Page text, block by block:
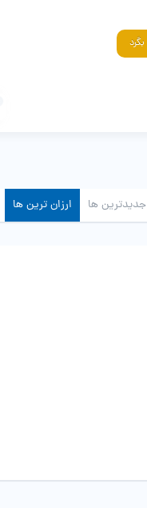
بگرد
جدیدترین ها ارزان ترین ها